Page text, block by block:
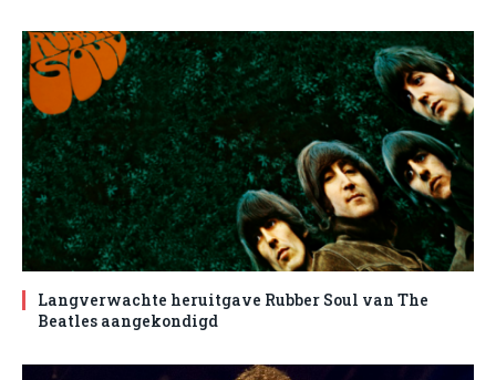
Langverwachte heruitgave Rubber Soul van The
Beatles aangekondigd